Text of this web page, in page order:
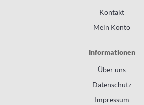
Kontakt
Mein Konto
Informationen
Über uns
Datenschutz
Impressum